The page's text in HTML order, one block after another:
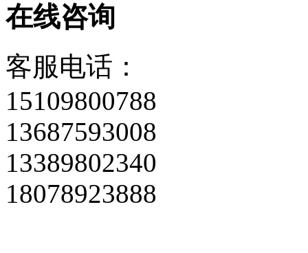
在线咨询
客服电话：
15109800788
13687593008
13389802340
18078923888